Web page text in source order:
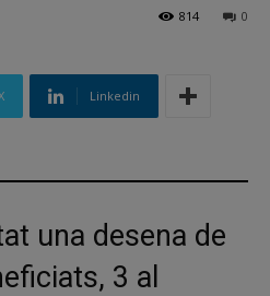
0
814
Linkedin
una desena de
3 al